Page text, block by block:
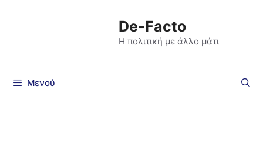
De-Facto
Η πολιτική με άλλο μάτι
Μενού